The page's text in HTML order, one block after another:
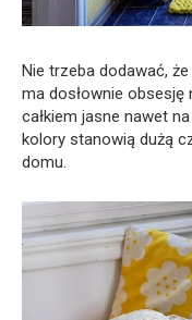
Nie trzeba dodawać,
ma dosłownie obsesję
całkiem jasne nawet
kolory stanowią dużą
domu.